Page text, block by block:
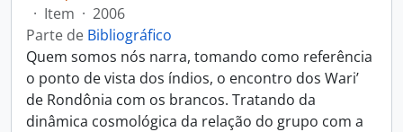
· Item · 2006
Parte de Bibliográfico
Quem somos nós narra, tomando como referência
o ponto de vista dos índios, o encontro dos Wari’
de Rondônia com os brancos. Tratando da
dinâmica cosmológica da relação do grupo com a